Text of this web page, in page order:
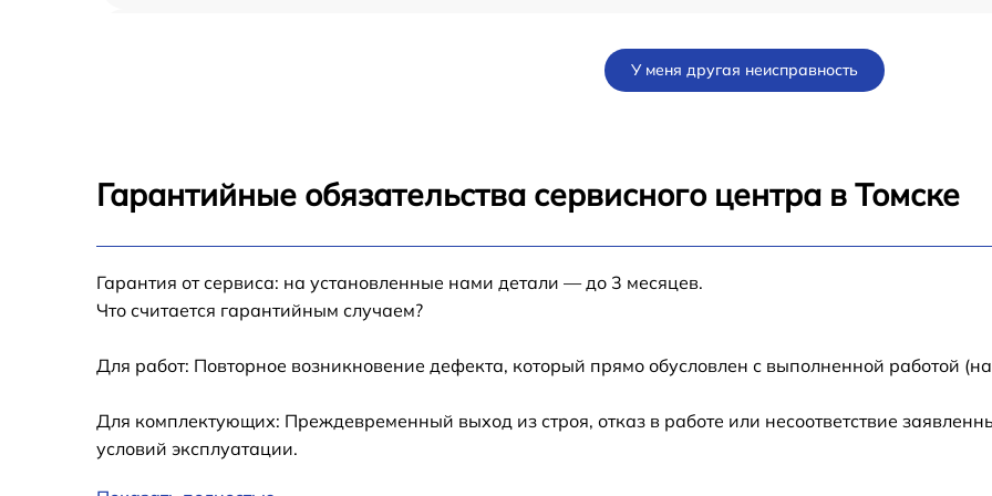
Замена стекла камеры iPhone 16 Plus
Замена разъема зарядки iPhone 16 Plus от 60 мин
У меня другая неисправность
Гарантийные обязательства сервисного центра в Томске
Гарантия от сервиса: на установленные нами детали — до 3 месяцев.
Что считается гарантийным случаем?
Для работ: Повторное возникновение дефекта, который прямо обусловлен с выполненной работой
Для комплектующих: Преждевременный выход из строя, отказ в работе или несоответствие
условий эксплуатации.